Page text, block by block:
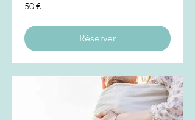
50
euros
50 €
Réserver